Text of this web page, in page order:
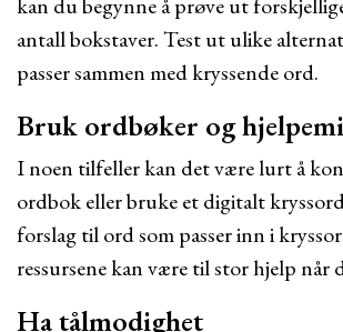
kan du begynne å prøve ut
antall bokstaver. Test ut ulike
passer sammen med kryssende ord.
Bruk ordbøker og
I noen tilfeller kan det være lurt å
ordbok eller bruke et digitalt
forslag til ord som passer inn i
ressursene kan være til stor hjelp når
Ha tålmodighet